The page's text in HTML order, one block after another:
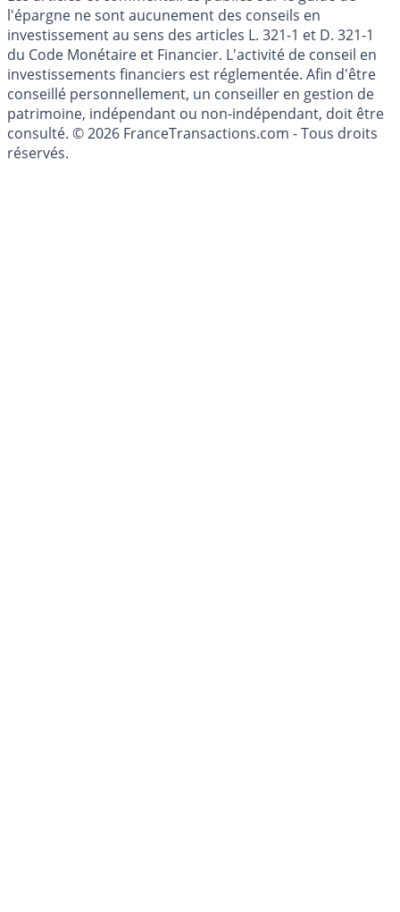
Les articles et commentaires publiés sur le guide de
l'épargne ne sont aucunement des conseils en
investissement au sens des articles L. 321-1 et D. 321-1
du Code Monétaire et Financier. L'activité de conseil en
investissements financiers est réglementée. Afin d'être
conseillé personnellement, un conseiller en gestion de
patrimoine, indépendant ou non-indépendant, doit être